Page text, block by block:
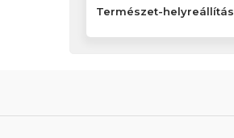
Természet-helyreállítás